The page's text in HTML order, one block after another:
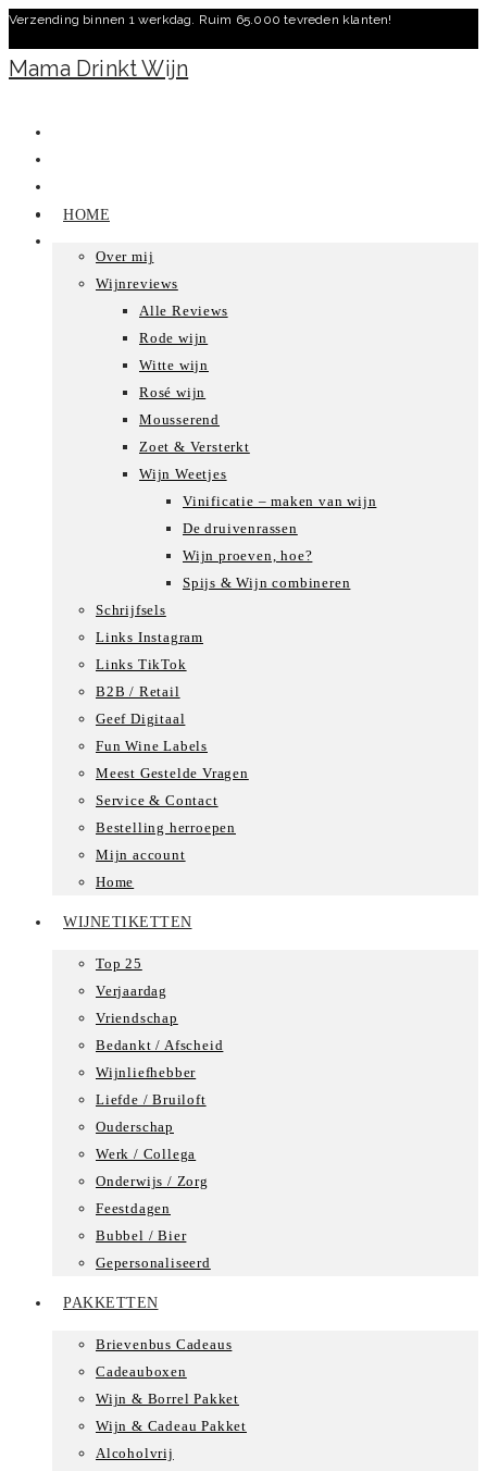
Ga
naar
inhoud
Verzending binnen 1 werkdag. Ruim 65.000 tevreden klanten!
Mama Drinkt Wijn
HOME
Over mij
Wijnreviews
Alle Reviews
Rode wijn
Witte wijn
Rosé wijn
Mousserend
Zoet & Versterkt
Wijn Weetjes
Vinificatie – maken van wijn
De druivenrassen
Wijn proeven, hoe?
Spijs & Wijn combineren
Schrijfsels
Links Instagram
Links TikTok
B2B / Retail
Geef Digitaal
Fun Wine Labels
Meest Gestelde Vragen
Service & Contact
Bestelling herroepen
Mijn account
Home
WIJNETIKETTEN
Top 25
Verjaardag
Vriendschap
Bedankt / Afscheid
Wijnliefhebber
Liefde / Bruiloft
Ouderschap
Werk / Collega
Onderwijs / Zorg
Feestdagen
Bubbel / Bier
Gepersonaliseerd
PAKKETTEN
Brievenbus Cadeaus
Cadeauboxen
Wijn & Borrel Pakket
Wijn & Cadeau Pakket
Alcoholvrij